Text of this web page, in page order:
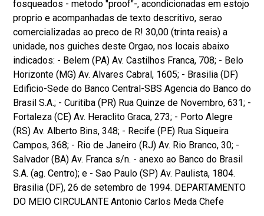
fosqueados - metodo "proof"-, acondicionadas em estojo
proprio e acompanhadas de texto descritivo, serao
comercializadas ao preco de R! 30,00 (trinta reais) a
unidade, nos guiches deste Orgao, nos locais abaixo
indicados: - Belem (PA) Av. Castilhos Franca, 708; - Belo
Horizonte (MG) Av. Alvares Cabral, 1605; - Brasilia (DF)
Edificio-Sede do Banco Central-SBS Agencia do Banco do
Brasil S.A.; - Curitiba (PR) Rua Quinze de Novembro, 631; -
Fortaleza (CE) Av. Heraclito Graca, 273; - Porto Alegre
(RS) Av. Alberto Bins, 348; - Recife (PE) Rua Siqueira
Campos, 368; - Rio de Janeiro (RJ) Av. Rio Branco, 30; -
Salvador (BA) Av. Franca s/n. - anexo ao Banco do Brasil
S.A. (ag. Centro); e - Sao Paulo (SP) Av. Paulista, 1804.
Brasilia (DF), 26 de setembro de 1994. DEPARTAMENTO
DO MEIO CIRCULANTE Antonio Carlos Meda Chefe